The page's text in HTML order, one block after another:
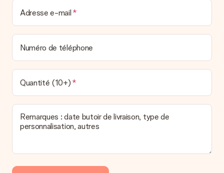
Adresse e-mail
Numéro de téléphone
Quantité (10+)
Remarques : date butoir de livraison, type de
personnalisation, autres